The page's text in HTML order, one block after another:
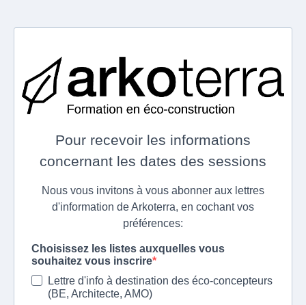
Pour recevoir les informations
concernant les dates des sessions
Nous vous invitons à vous abonner aux lettres
d'information de Arkoterra, en cochant vos
préférences:
Choisissez les listes auxquelles vous
souhaitez vous inscrire
Lettre d'info à destination des éco-concepteurs
(BE, Architecte, AMO)